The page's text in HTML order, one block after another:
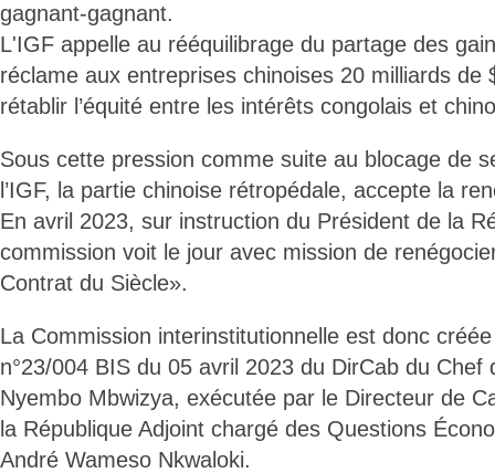
gagnant-gagnant.
L'IGF appelle au rééquilibrage du partage des
réclame aux entreprises chinoises 20 milliards de
rétablir l’équité entre les intérêts congolais et
Sous cette pression comme suite au blocage de
l’IGF, la partie chinoise rétropédale, accepte la
En avril 2023, sur instruction du Président de la
commission voit le jour avec mission de
Contrat du Siècle».
La Commission interinstitutionnelle est donc
n°23/004 BIS du 05 avril 2023 du DirCab du Chef
Nyembo Mbwizya, exécutée par le Directeur de
la République Adjoint chargé des Questions
André Wameso Nkwaloki.